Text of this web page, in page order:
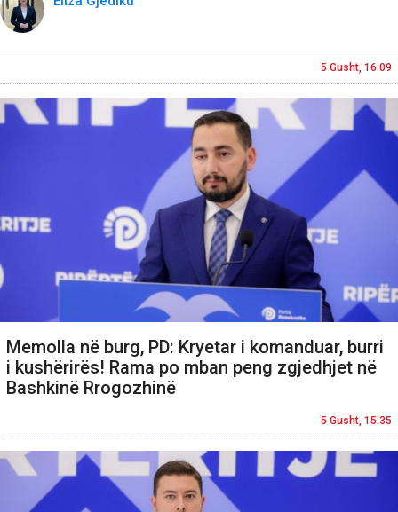
5 Gusht, 16:09
Memolla në burg, PD: Kryetar i komanduar, burri
i kushërirës! Rama po mban peng zgjedhjet në
Bashkinë Rrogozhinë
5 Gusht, 15:35